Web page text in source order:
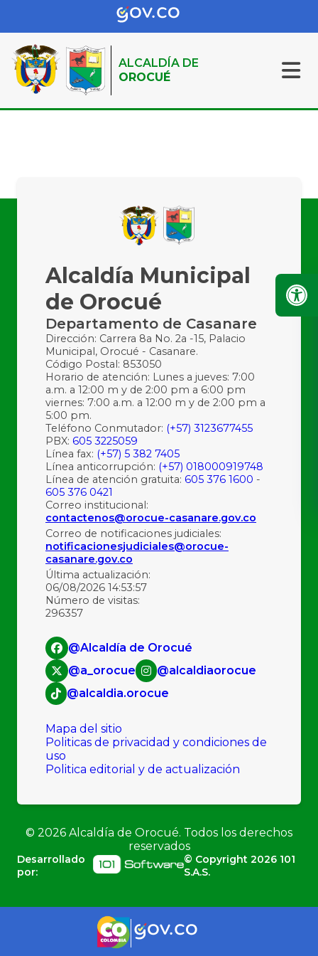
ALCALDÍA DE
OROCUÉ
Alcaldía Municipal
de Orocué
Departamento de Casanare
Dirección: Carrera 8a No. 2a -15, Palacio
Municipal, Orocué - Casanare.
Código Postal: 853050
Horario de atención: Lunes a jueves: 7:00
a.m. a 12:00 m y de 2:00 pm a 6:00 pm
viernes: 7:00 a.m. a 12:00 m y de 2:00 pm a
5:00 pm.
Teléfono Conmutador: (+57) 3123677455
PBX: 605 3225059
Línea fax: (+57) 5 382 7405
Línea anticorrupción: (+57) 018000919748
Línea de atención gratuita: 605 376 1600 -
605 376 0421
Correo institucional:
contactenos@orocue-casanare.gov.co
Correo de notificaciones judiciales:
notificacionesjudiciales@orocue-
casanare.gov.co
Última actualización:
06/08/2026 14:53:57
Número de visitas:
296357
@Alcaldía de Orocué
@a_orocue
@alcaldiaorocue
@alcaldia.orocue
Mapa del sitio
Politicas de privacidad y condiciones de
uso
Politica editorial y de actualización
© 2026 Alcaldía de Orocué. Todos los derechos
reservados
Desarrollado
por:
© Copyright2026 101
S.A.S.